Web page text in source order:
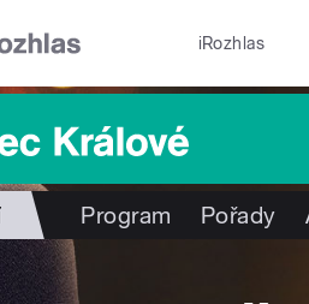
iRozhlas
Program Pořady